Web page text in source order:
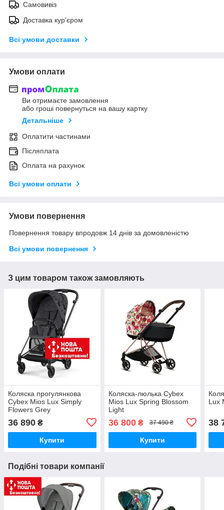
Самовивіз
Доставка кур'єром
Всі умови доставки
Умови оплати
Ви отримаєте замовлення
або гроші повернуться на вашу картку
Детальніше
Оплатити частинами
Післяплата
Оплата на рахунок
Всі умови оплати
Умови повернення
Повернення товару впродовж 14 днів за домовленістю
Всі умови повернення
З цим товаром також замовляють
Коляска прогулянкова
Cybex Mios Lux Simply
Flowers Grey
36 890 ₴
Купити
Коляска-люлька Cybex
Mios Lux Spring Blossom
Light
36 800₴ 37 490 ₴
Купити
Lux
38
Подібні товари компанії